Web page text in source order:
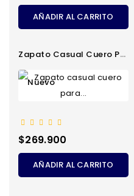
AÑADIR AL CARRITO
Zapato Casual Cuero Para...
Nuevo
Precio
$269.900
AÑADIR AL CARRITO